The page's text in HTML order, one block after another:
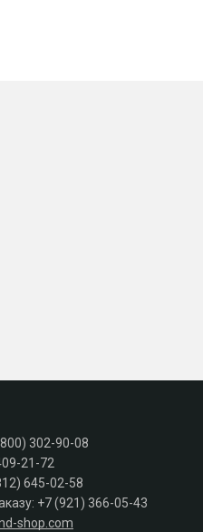
302-90-08
21-72
645-02-58
+7 (921) 366-05-43
shop.com